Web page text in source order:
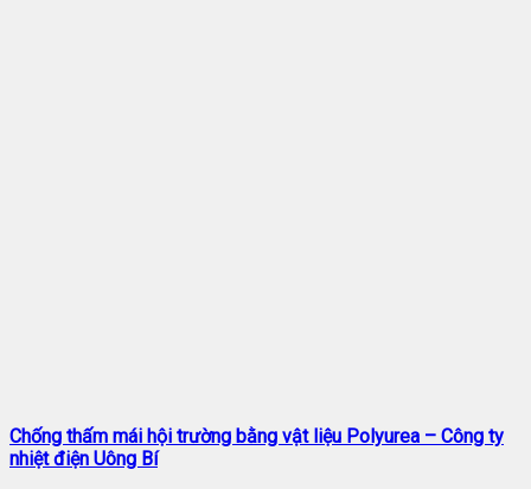
Chống thấm mái hội trường bằng vật liệu Polyurea – Công ty
nhiệt điện Uông Bí